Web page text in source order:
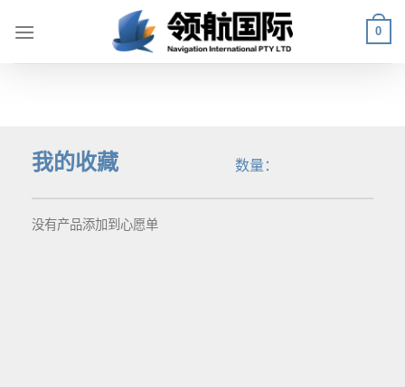
0
数量：
我的收藏
没有产品添加到心愿单